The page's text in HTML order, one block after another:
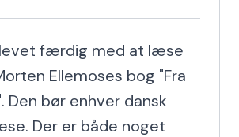
færdig med at læse
Ellemoses bog "Fra
Den bør enhver dansk
Der er både noget